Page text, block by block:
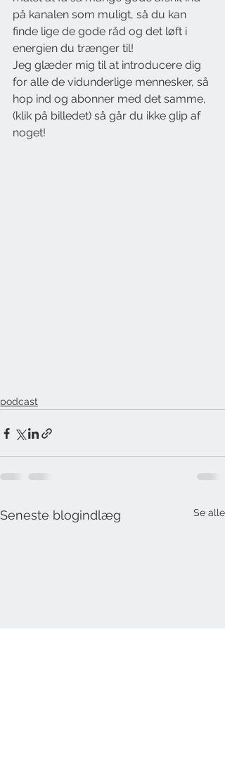
på kanalen som muligt, så du kan
finde lige de gode råd og det løft i
energien du trænger til!
Jeg glæder mig til at introducere dig
for alle de vidunderlige mennesker, så
hop ind og abonner med det samme,
(klik på billedet) så går du ikke glip af
noget!
podcast
Seneste blogindlæg Se alle